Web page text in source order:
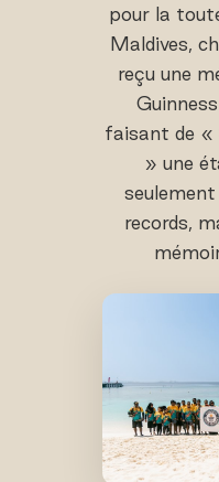
pour la
Maldives,
reçu une
faisant de «
» une
seulement
records,